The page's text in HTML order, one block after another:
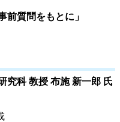
前質問をもとに」
究科 教授 布施 新一郎 氏